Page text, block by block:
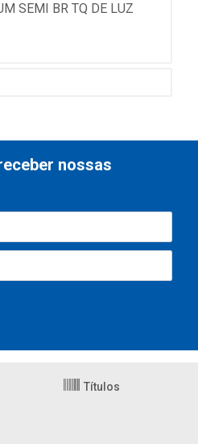
SEMI BR TQ DE LUZ
nossas
Títulos